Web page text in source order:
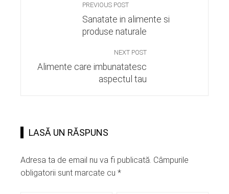
PREVIOUS POST
Sanatate in alimente si
produse naturale
NEXT POST
Alimente care imbunatatesc
aspectul tau
LASĂ UN RĂSPUNS
Adresa ta de email nu va fi publicată. Câmpurile
obligatorii sunt marcate cu *